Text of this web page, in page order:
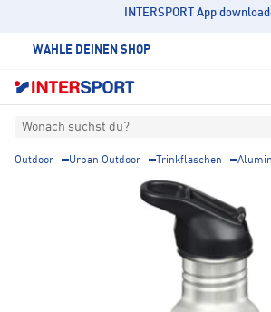
INTERSPORT App
WÄHLE DEINEN SHOP
Wonach suchst du?
Outdoor Urban Outdoor Trinkflaschen